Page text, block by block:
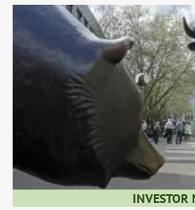
INVESTOR